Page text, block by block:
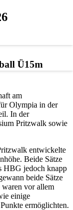
Ü15m
am
Olympia in der
In der
Pritzwalk sowie
entwickelte
Beide Sätze
HBG jedoch knapp
beide Sätze
vor allem
einige
ermöglichten.